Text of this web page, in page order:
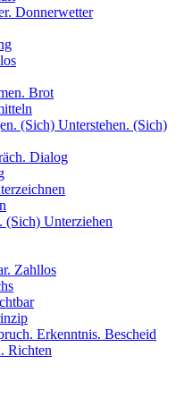
Donnerwetter
Brot
(Sich) Unterstehen. (Sich)
Dialog
(Sich) Unterziehen
Zahllos
Erkenntnis. Bescheid
Richten